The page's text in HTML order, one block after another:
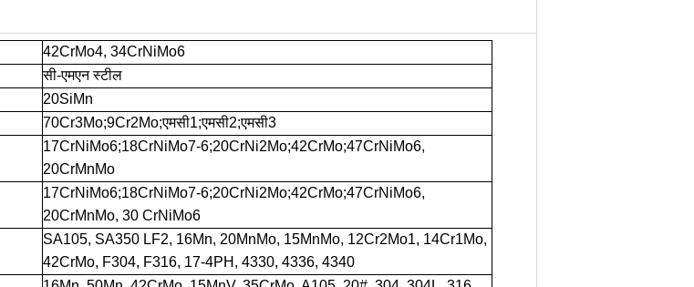
42CrMo4, 34CrNiMo6
सी-एमएन स्टील
20SiMn
70Cr3Mo;9Cr2Mo;एमसी1;एमसी2;एमसी3
17CrNiMo6;18CrNiMo7-6;20CrNi2Mo;42CrMo;47CrNiMo6,
20CrMnMo
17CrNiMo6;18CrNiMo7-6;20CrNi2Mo;42CrMo;47CrNiMo6,
20CrMnMo, 30 CrNiMo6
SA105, SA350 LF2, 16Mn, 20MnMo, 15MnMo, 12Cr2Mo1, 14Cr1Mo,
42CrMo, F304, F316, 17-4PH, 4330, 4336, 4340